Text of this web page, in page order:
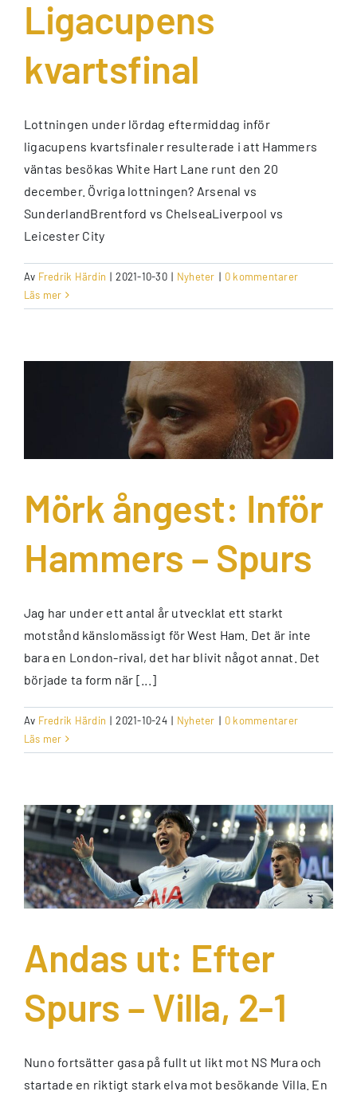
Ligacupens
kvartsfinal
Lottningen under lördag eftermiddag inför
ligacupens kvartsfinaler resulterade i att Hammers
väntas besökas White Hart Lane runt den 20
december. Övriga lottningen? Arsenal vs
SunderlandBrentford vs ChelseaLiverpool vs
Leicester City
Av Fredrik Härdin | 2021-10-30 | Nyheter | 0 kommentarer
Läs mer
Mörk ångest: Inför
Hammers – Spurs
Jag har under ett antal år utvecklat ett starkt
motstånd känslomässigt för West Ham. Det är inte
bara en London-rival, det har blivit något annat. Det
började ta form när [...]
Av Fredrik Härdin | 2021-10-24 | Nyheter | 0 kommentarer
Läs mer
Andas ut: Efter
Spurs – Villa, 2-1
Nuno fortsätter gasa på fullt ut likt mot NS Mura och
startade en riktigt stark elva mot besökande Villa. En